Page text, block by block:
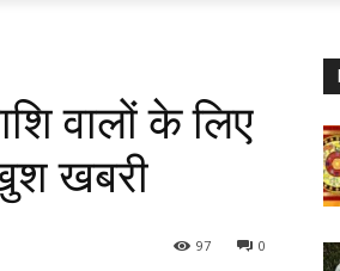
वालों के लिए
खबरी
0
97